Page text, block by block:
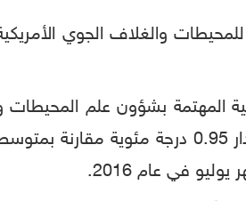
في عام 2016.